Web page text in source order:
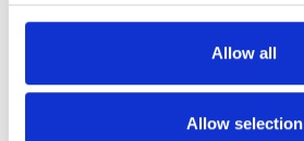
Allow all
Allow selection
info@knittingforolive.dk